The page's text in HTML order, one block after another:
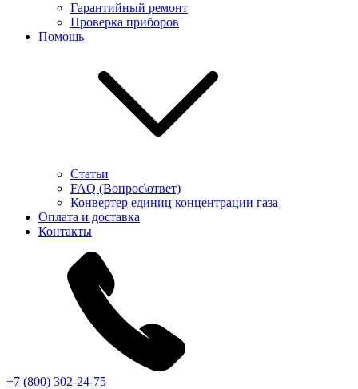
Гарантийный ремонт
Проверка приборов
Помощь
Статьи
FAQ (Вопрос\ответ)
Конвертер единиц концентрации газа
Оплата и доставка
Контакты
+7 (800) 302-24-75